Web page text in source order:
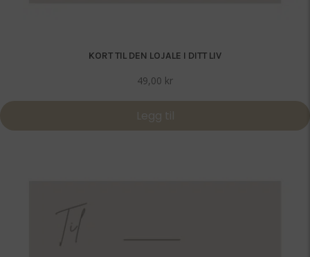
KORT TIL DEN LOJALE I DITT LIV
49,00 kr
Legg til